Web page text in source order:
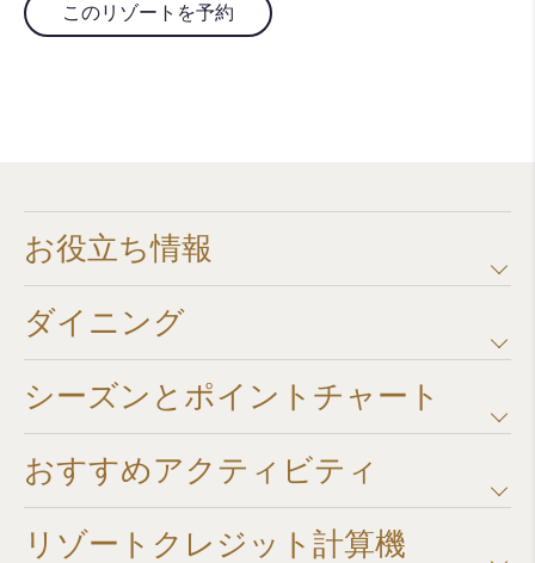
このリゾートを予約
お役立ち情報
ダイニング
シーズンとポイントチャート​
おすすめアクティビティ
リゾートクレジット計算機​